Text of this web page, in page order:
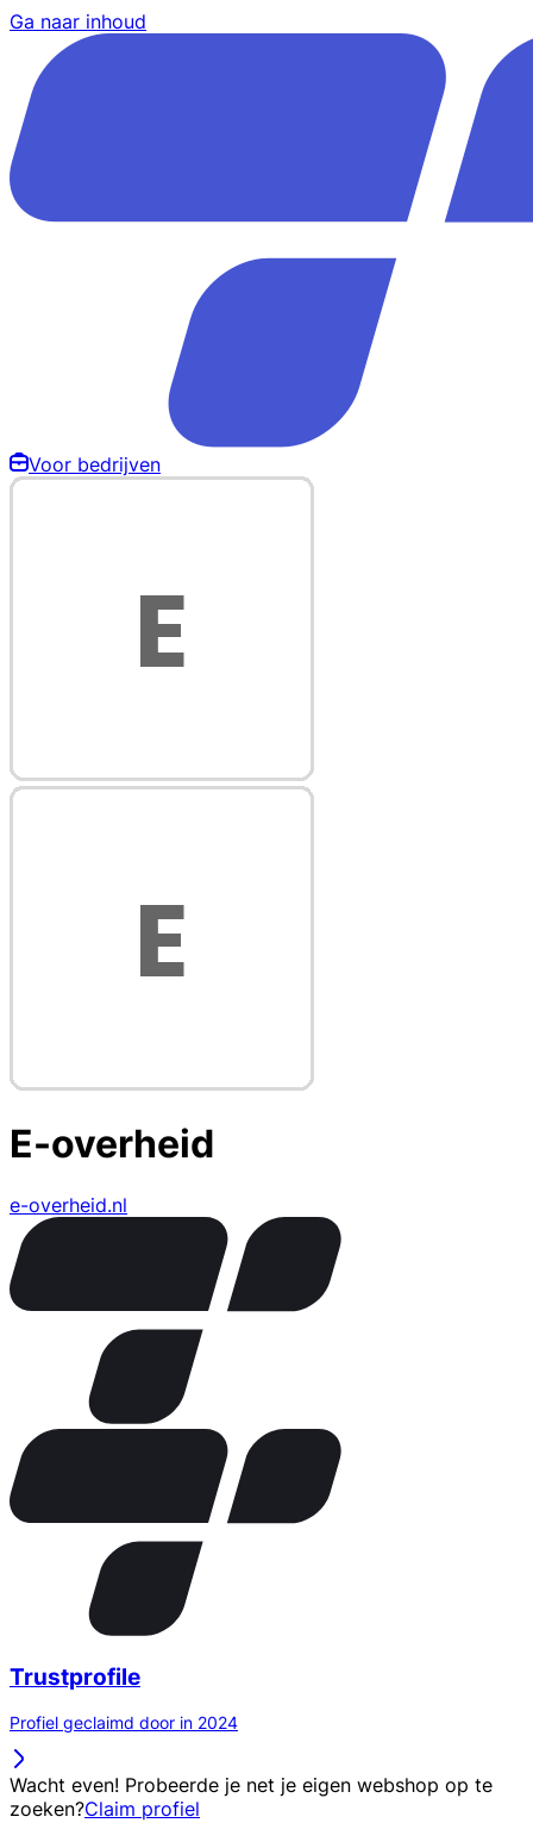
Ga naar inhoud
Voor bedrijven
E-overheid
e-overheid.nl
Trustprofile
Profiel geclaimd door in 2024
Wacht even! Probeerde je net je eigen webshop op te
zoeken?Claim profiel